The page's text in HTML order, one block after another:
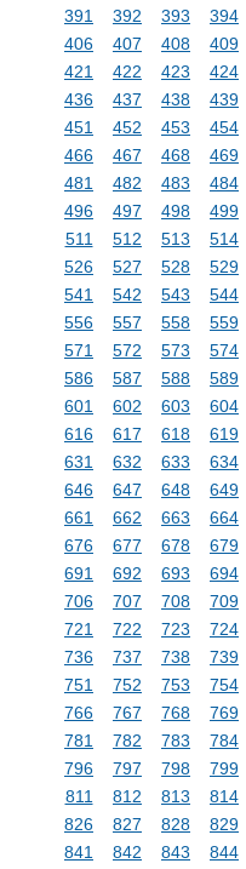
391
392 393 394
406
407 408 409
421
422 423 424
436
437 438 439
451
452 453 454
466
467 468 469
481
482 483 484
496
497 498 499
511
512 513 514
526
527 528 529
541
542 543 544
556
557 558 559
571
572 573 574
586
587 588 589
601
602 603 604
616
617 618 619
631
632 633 634
646
647 648 649
661
662 663 664
676
677 678 679
691
692 693 694
706
707 708 709
721
722 723 724
736
737 738 739
751
752 753 754
766
767 768 769
781
782 783 784
796
797 798 799
811
812 813 814
826
827 828 829
841
842 843 844